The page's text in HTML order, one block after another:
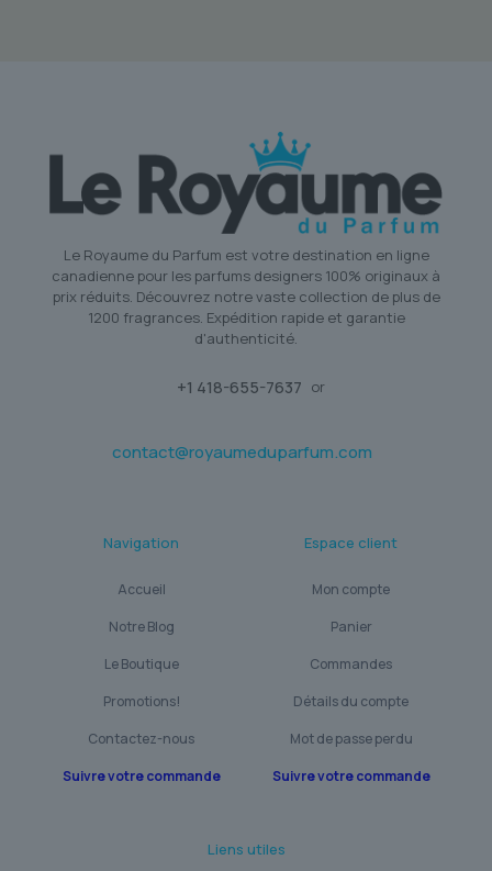
Le Royaume du Parfum est votre destination en ligne
canadienne pour les parfums designers 100% originaux à
prix réduits. Découvrez notre vaste collection de plus de
1200 fragrances. Expédition rapide et garantie
d'authenticité.
+1 418-655-7637 or
contact@royaumeduparfum.com
Navigation
Accueil
Notre Blog
Le Boutique
Promotions!
Contactez-nous
Suivre votre commande
Espace client
Mon compte
Panier
Commandes
Détails du compte
Mot de passe perdu
Suivre votre commande
Liens utiles